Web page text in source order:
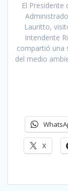
El Presidente
Lauritto,
Intendente
compartió una
del medio
X